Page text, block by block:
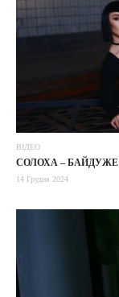
ВІДЕО
СОЛОХА – БАЙДУЖЕ
14 Грудня 2024